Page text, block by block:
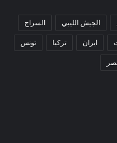
الأوضاع الاقتصادية.
تُعد من أهم أسباب
الجيش الليبي السراج
ايران تركيا تونس